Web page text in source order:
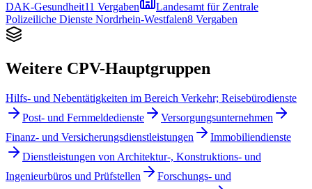
DAK-Gesundheit11 Vergaben
Landesamt für Zentrale
Polizeiliche Dienste Nordrhein-Westfalen8 Vergaben
Weitere CPV-Hauptgruppen
Hilfs- und Nebentätigkeiten im Bereich Verkehr; Reisebürodienste
Post- und Fernmeldedienste
Versorgungsunternehmen
Finanz- und Versicherungsdienstleistungen
Immobiliendienste
Dienstleistungen von Architektur-, Konstruktions- und
Ingenieurbüros und Prüfstellen
Forschungs- und